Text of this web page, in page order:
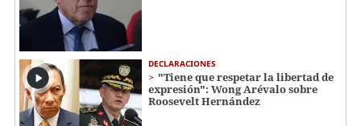
DECLARACIONES
"Tiene que respetar la libertad de
expresión": Wong Arévalo sobre
Roosevelt Hernández